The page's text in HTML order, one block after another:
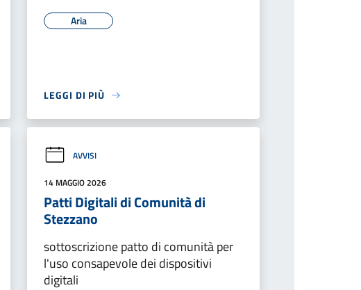
Aria
LEGGI DI PIÙ
AVVISI
14 MAGGIO 2026
Patti Digitali di Comunità di
Stezzano
sottoscrizione patto di comunità per
l'uso consapevole dei dispositivi
digitali